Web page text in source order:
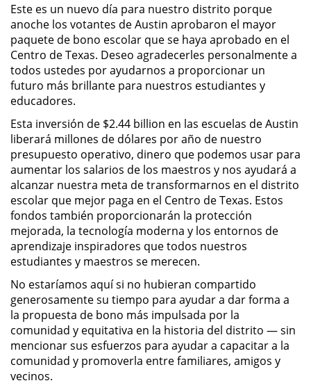
Este es un nuevo día para nuestro distrito porque
anoche los votantes de Austin aprobaron el mayor
paquete de bono escolar que se haya aprobado en el
Centro de Texas. Deseo agradecerles personalmente a
todos ustedes por ayudarnos a proporcionar un
futuro más brillante para nuestros estudiantes y
educadores.
Esta inversión de $2.44 billion en las escuelas de Austin
liberará millones de dólares por año de nuestro
presupuesto operativo, dinero que podemos usar para
aumentar los salarios de los maestros y nos ayudará a
alcanzar nuestra meta de transformarnos en el distrito
escolar que mejor paga en el Centro de Texas. Estos
fondos también proporcionarán la protección
mejorada, la tecnología moderna y los entornos de
aprendizaje inspiradores que todos nuestros
estudiantes y maestros se merecen.
No estaríamos aquí si no hubieran compartido
generosamente su tiempo para ayudar a dar forma a
la propuesta de bono más impulsada por la
comunidad y equitativa en la historia del distrito — sin
mencionar sus esfuerzos para ayudar a capacitar a la
comunidad y promoverla entre familiares, amigos y
vecinos.